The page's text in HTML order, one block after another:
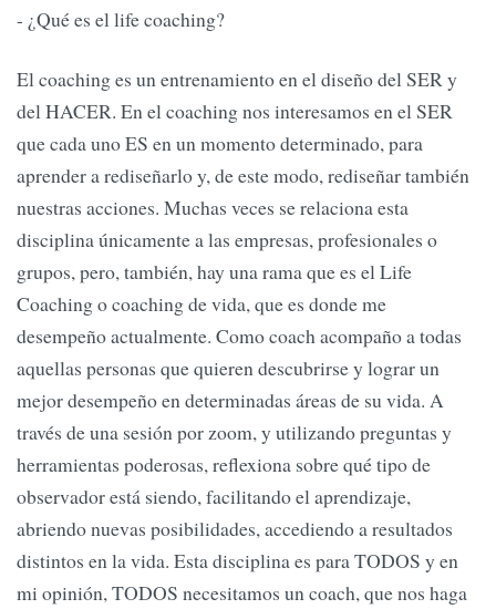
- ¿Qué es el life coaching?
El coaching es un entrenamiento en el diseño del SER y
del HACER. En el coaching nos interesamos en el SER
que cada uno ES en un momento determinado, para
aprender a rediseñarlo y, de este modo, rediseñar también
nuestras acciones. Muchas veces se relaciona esta
disciplina únicamente a las empresas, profesionales o
grupos, pero, también, hay una rama que es el Life
Coaching o coaching de vida, que es donde me
desempeño actualmente. Como coach acompaño a todas
aquellas personas que quieren descubrirse y lograr un
mejor desempeño en determinadas áreas de su vida. A
través de una sesión por zoom, y utilizando preguntas y
herramientas poderosas, reflexiona sobre qué tipo de
observador está siendo, facilitando el aprendizaje,
abriendo nuevas posibilidades, accediendo a resultados
distintos en la vida. Esta disciplina es para TODOS y en
mi opinión, TODOS necesitamos un coach, que nos haga